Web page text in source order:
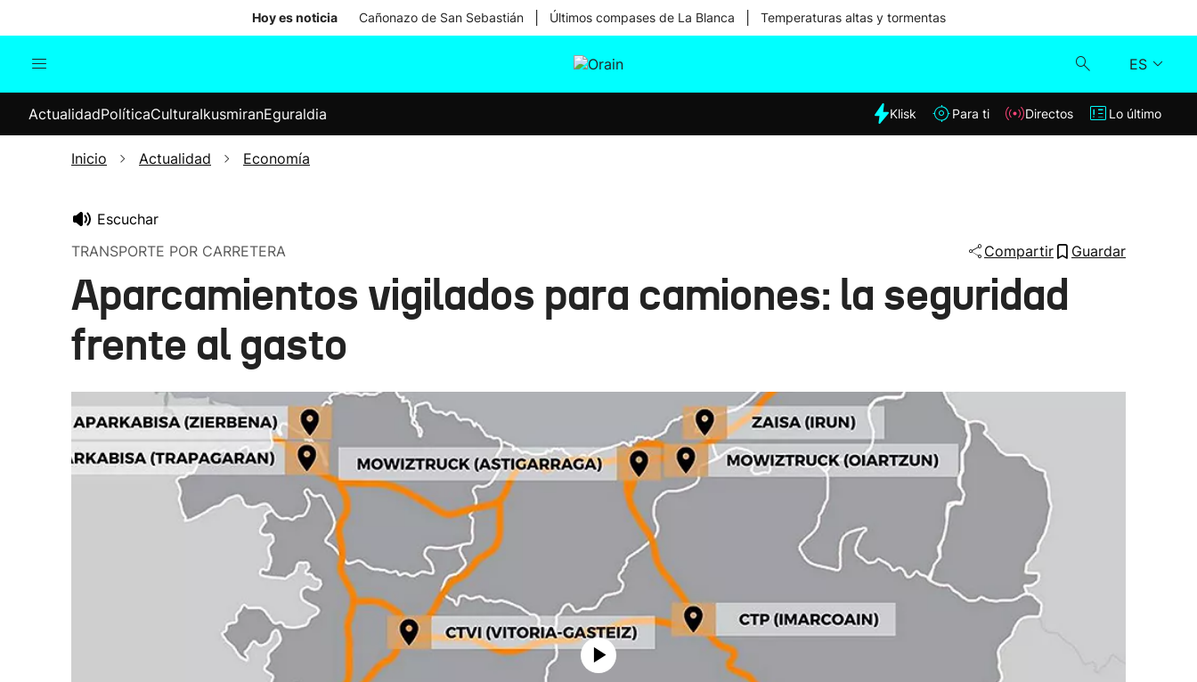
Hoy es noticia Cañonazo de San Sebastián Últimos compases de La Blanca Temperaturas altas y tormentas
ES
Internacional
Elecciones
Klisk
ActualidadPolíticaCulturaIkusmiranEguraldia Klisk Para ti Directos Lo último
Inicio Actualidad Economía
Escuchar
TRANSPORTE POR CARRETERA
Compartir Guardar
Aparcamientos vigilados para camiones: la seguridad
frente al gasto